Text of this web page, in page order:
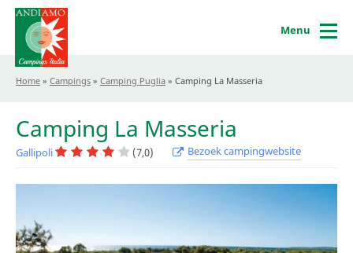
Menu
Home » Campings » Camping Puglia » Camping La Masseria
Camping La Masseria
Gallipoli (7,0) Bezoek campingwebsite